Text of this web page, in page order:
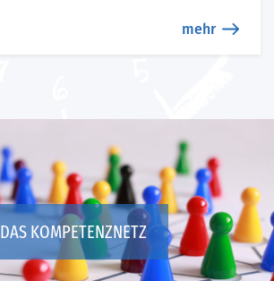
mehr
DAS KOMPETENZNETZ